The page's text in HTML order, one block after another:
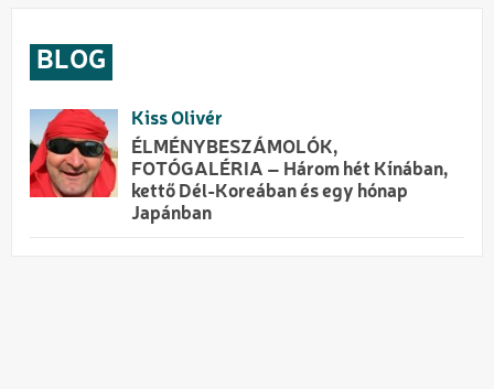
BLOG
Kiss Olivér
ÉLMÉNYBESZÁMOLÓK,
FOTÓGALÉRIA – Három hét Kínában,
kettő Dél-Koreában és egy hónap
Japánban